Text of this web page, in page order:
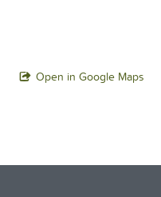
Open in Google Maps